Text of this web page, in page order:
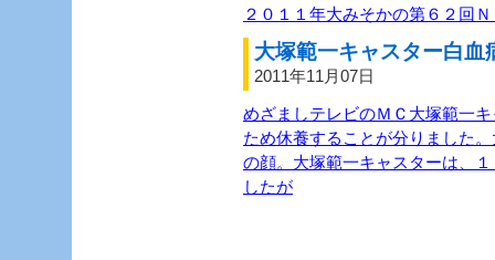
２０１１年大みそかの第６２回
大塚範一キャスター白血
2011年11月07日
めざましテレビのＭＣ大塚範一
ため休養することが分りました
の顔。大塚範一キャスターは、
したが